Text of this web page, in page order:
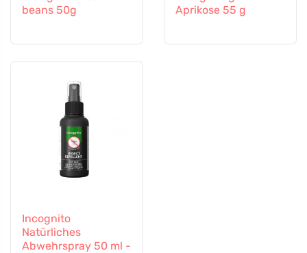
beans 50g
Aprikose 55 g
Incognito
Natürliches
Abwehrspray 50 ml -